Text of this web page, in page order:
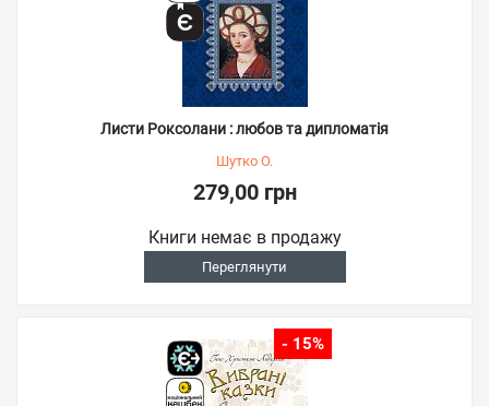
Листи Роксолани : любов та дипломатія
Шутко О.
279,00 грн
Книги немає в продажу
Переглянути
- 15%